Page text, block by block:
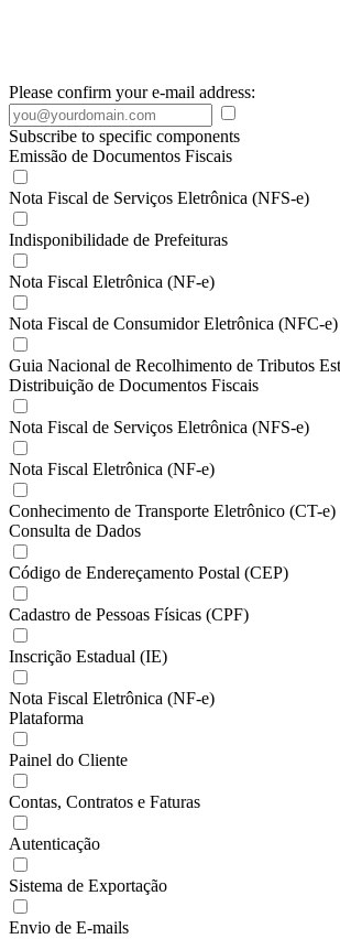
Please confirm your e-mail address:
Subscribe to specific components
Emissão de Documentos Fiscais
Nota Fiscal de Serviços Eletrônica (NFS-e)
Indisponibilidade de Prefeituras
Nota Fiscal Eletrônica (NF-e)
Nota Fiscal de Consumidor Eletrônica (NFC-e)
Guia Nacional de Recolhimento de Tributos
Distribuição de Documentos Fiscais
Nota Fiscal de Serviços Eletrônica (NFS-e)
Nota Fiscal Eletrônica (NF-e)
Conhecimento de Transporte Eletrônico (CT-e)
Consulta de Dados
Código de Endereçamento Postal (CEP)
Cadastro de Pessoas Físicas (CPF)
Inscrição Estadual (IE)
Nota Fiscal Eletrônica (NF-e)
Plataforma
Painel do Cliente
Contas, Contratos e Faturas
Autenticação
Sistema de Exportação
Envio de E-mails